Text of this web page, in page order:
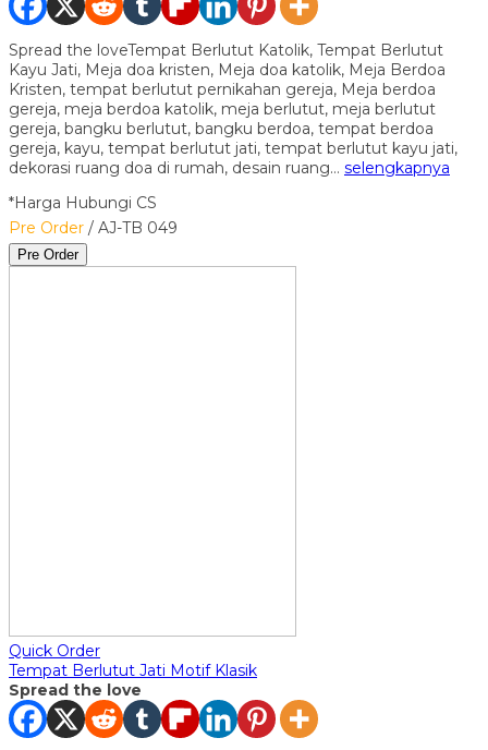
Spread the loveTempat Berlutut Katolik, Tempat Berlutut
Kayu Jati, Meja doa kristen, Meja doa katolik, Meja Berdoa
Kristen, tempat berlutut pernikahan gereja, Meja berdoa
gereja, meja berdoa katolik, meja berlutut, meja berlutut
gereja, bangku berlutut, bangku berdoa, tempat berdoa
gereja, kayu, tempat berlutut jati, tempat berlutut kayu jati,
dekorasi ruang doa di rumah, desain ruang… selengkapnya
*Harga Hubungi CS
Pre Order / AJ-TB 049
Pre Order
Quick Order
Tempat Berlutut Jati Motif Klasik
Spread the love